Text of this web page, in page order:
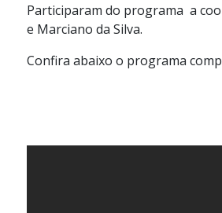
Participaram do programa a
e Marciano da Silva.
Confira abaixo o programa